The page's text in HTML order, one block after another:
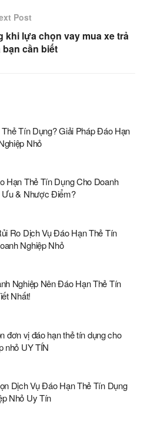
Post
khi lựa chọn vay mua xe trả
bạn cần biết
Tín Dụng? Giải Pháp Đáo Hạn
Nhỏ
Hạn Thẻ Tín Dụng Cho Doanh
Ưu & Nhược Điểm?
Ro Dịch Vụ Đáo Hạn Thẻ Tín
Nghiệp Nhỏ
Nghiệp Nên Đáo Hạn Thẻ Tín
Nhất!
đơn vị đáo hạn thẻ tín dụng cho
nhỏ UY TÍN
Dịch Vụ Đáo Hạn Thẻ Tín Dụng
Nhỏ Uy Tín